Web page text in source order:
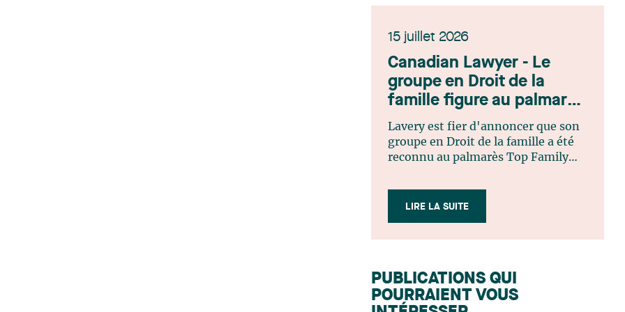
15 juillet 2026
Canadian Lawyer - Le
groupe en Droit de la
famille figure au palmarès
Top Family Law Firm
Teams 2026
Lavery est fier d'annoncer que son
groupe en Droit de la famille a été
reconnu au palmarès Top Family
Lawyer. Cette reconnaissance est le
fruit d'un processus de sélection
d'une évaluation par un jury
indépendant composé de praticiens
LIRE LA SUITE
PUBLICATIONS QUI
POURRAIENT VOUS